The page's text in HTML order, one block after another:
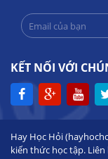
KẾT NỐI VỚI
Hay Học Hỏi
kiến thức học tập.